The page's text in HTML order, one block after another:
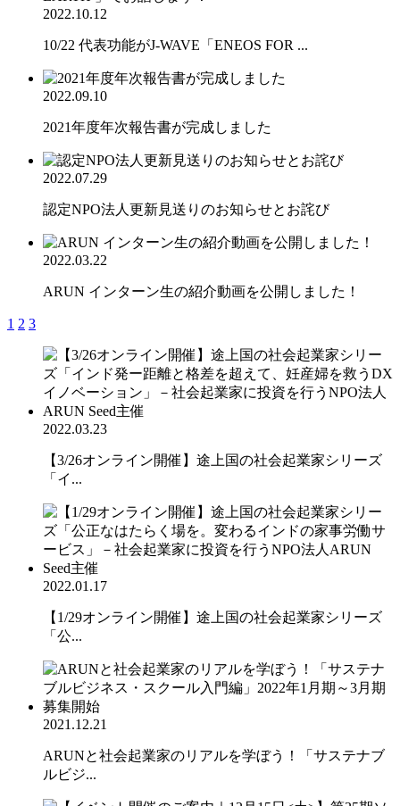
2022.10.12
10/22 代表功能がJ-WAVE「ENEOS FOR ...
2022.09.10
2021年度年次報告書が完成しました
2022.07.29
認定NPO法人更新見送りのお知らせとお詫び
2022.03.22
ARUN インターン生の紹介動画を公開しました！
1 2 3
2022.03.23
【3/26オンライン開催】途上国の社会起業家シリーズ
「イ...
2022.01.17
【1/29オンライン開催】途上国の社会起業家シリーズ
「公...
2021.12.21
ARUNと社会起業家のリアルを学ぼう！「サステナブ
ルビジ...